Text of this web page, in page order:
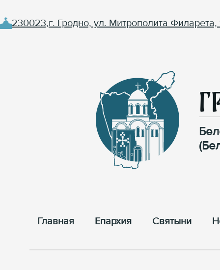
230023,г. Гродно, ул. Митрополита Филарета,
Главная Епархия Cвятыни